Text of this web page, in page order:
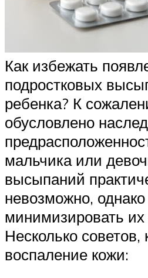
Как избежать
подростковых
ребенка? К
обусловлено
мальчика или
высыпаний
невозможно,
минимизировать
Несколько
воспаление кожи: